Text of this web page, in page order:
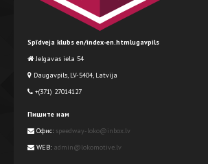
Spīdveja klubs en/index-en.htmlugavpils
Jelgavas iela 54
Daugavpils, LV-5404, Latvija
+(371) 27014127
Пишите нам
Офис: speedway-loko@inbox.lv
WEB: admin@lokomotive.lv